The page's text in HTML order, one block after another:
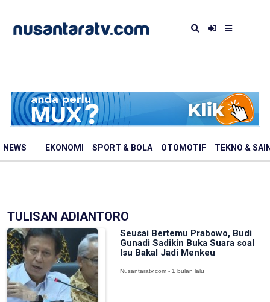
NEWS EKONOMI SPORT & BOLA OTOMOTIF TEKNO &
TULISAN ADIANTORO
Seusai Bertemu Prabowo, Budi
Gunadi Sadikin Buka Suara soal
Isu Bakal Jadi Menkeu
Nusantaratv.com - 1 bulan lalu